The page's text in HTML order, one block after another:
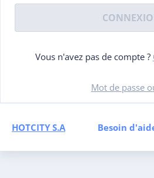
Vous n'avez pas de compte ?
Mot de passe
HOTCITY S.A Besoin